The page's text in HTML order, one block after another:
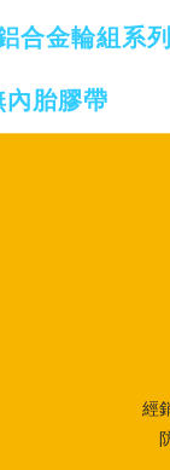
合金輪組系列
內胎膠帶
經